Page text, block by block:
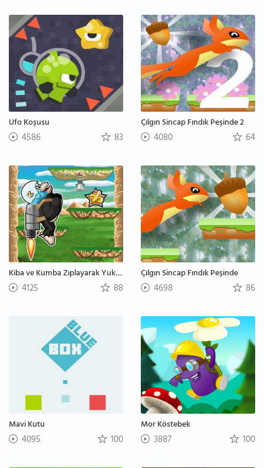
Ufo Koşusu
4586 83
Çılgın Sincap Fındık Peşinde 2
4080 64
Kiba ve Kumba Zıplayarak Yukarı Çıkma
4125 88
Çılgın Sincap Fındık Peşinde
4698 86
Mavi Kutu
4095 100
Mor Köstebek
3887 100